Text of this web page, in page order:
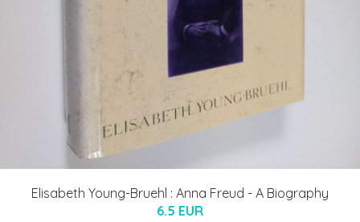
Elisabeth Young-Bruehl : Anna Freud - A Biography
6.5 EUR